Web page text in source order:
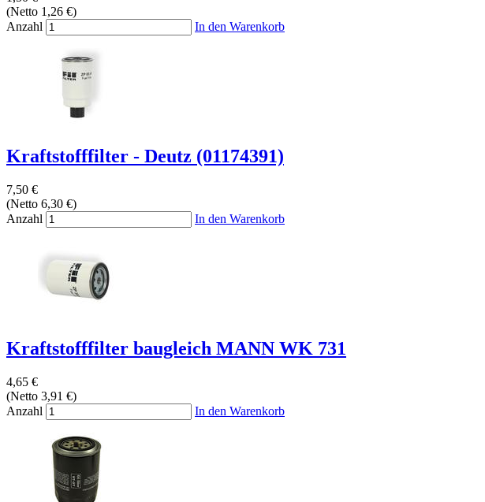
(Netto 1,26 €)
Anzahl
In den Warenkorb
Kraftstofffilter - Deutz (01174391)
7,50 €
(Netto 6,30 €)
Anzahl
In den Warenkorb
Kraftstofffilter baugleich MANN WK 731
4,65 €
(Netto 3,91 €)
Anzahl
In den Warenkorb